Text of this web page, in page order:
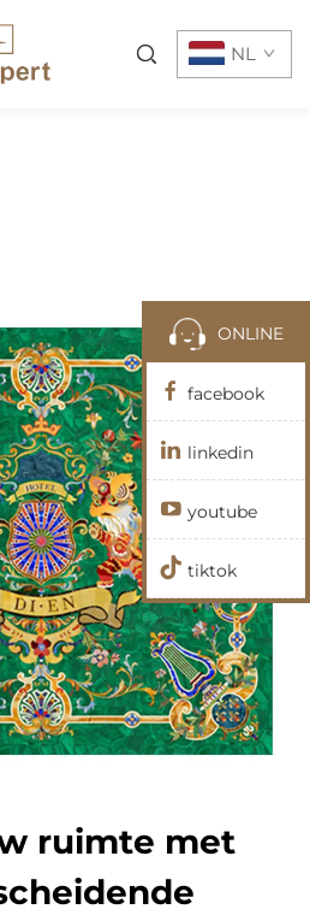
NL
ruimte met
ONLINE
facebook
linkedin
youtube
tiktok